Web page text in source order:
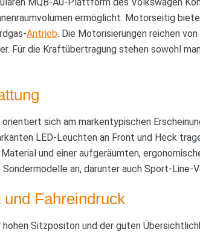
ermöglicht. Motorseitig
Antrieb. Die Motorisierungen reichen
Für die Kraftübertragung stehen sowohl
sich am markentypischen
LED-Leuchten an Front und Heck
und einer aufgeräumten,
an, darunter auch Sport-Line-
Fahreindruck
Sitzpositon und der guten